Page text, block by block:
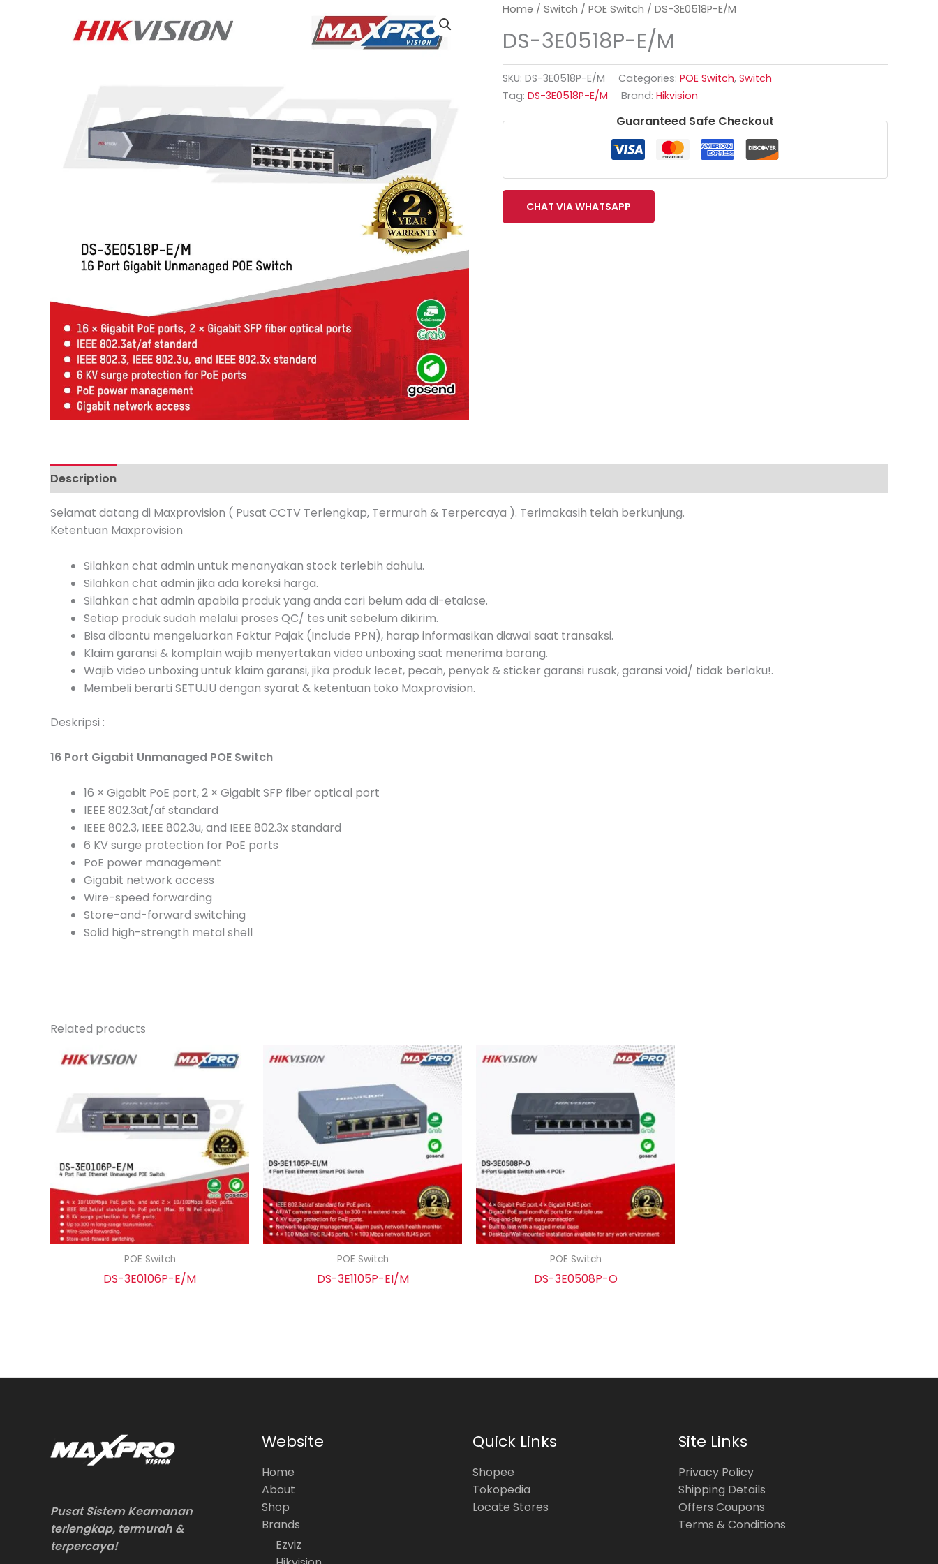
Home / Switch / POE Switch / DS-3E0518P-E/M
DS-3E0518P-E/M
SKU: DS-3E0518P-E/M Categories: POE Switch, Switch
Tag: DS-3E0518P-E/M Brand: Hikvision
Guaranteed Safe Checkout
CHAT VIA WHATSAPP
Description
Selamat datang di Maxprovision ( Pusat CCTV Terlengkap, Termurah & Terpercaya ). Terimakasih telah berkunjung.
Ketentuan Maxprovision
Silahkan chat admin untuk menanyakan stock terlebih dahulu.
Silahkan chat admin jika ada koreksi harga.
Silahkan chat admin apabila produk yang anda cari belum ada di-etalase.
Setiap produk sudah melalui proses QC/ tes unit sebelum dikirim.
Bisa dibantu mengeluarkan Faktur Pajak (Include PPN), harap informasikan diawal saat transaksi.
Klaim garansi & komplain wajib menyertakan video unboxing saat menerima barang.
Wajib video unboxing untuk klaim garansi, jika produk lecet, pecah, penyok & sticker garansi rusak, garansi void/ tidak berlaku!.
Membeli berarti SETUJU dengan syarat & ketentuan toko Maxprovision.
Deskripsi :
16 Port Gigabit Unmanaged POE Switch
16 × Gigabit PoE port, 2 × Gigabit SFP fiber optical port
IEEE 802.3at/af standard
IEEE 802.3, IEEE 802.3u, and IEEE 802.3x standard
6 KV surge protection for PoE ports
PoE power management
Gigabit network access
Wire-speed forwarding
Store-and-forward switching
Solid high-strength metal shell
Related products
POE Switch
DS-3E0106P-E/M
POE Switch
DS-3E1105P-EI/M
POE Switch
DS-3E0508P-O
Pusat Sistem Keamanan
terlengkap, termurah &
terpercaya!
Website
Home
About
Shop
Brands
Ezviz
Quick Links
Shopee
Tokopedia
Locate Stores
Site Links
Privacy Policy
Shipping Details
Offers Coupons
Terms & Conditions